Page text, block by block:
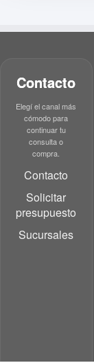
Contacto
Elegí el canal más
cómodo para
continuar tu
consulta o
compra.
Contacto
Solicitar
presupuesto
Sucursales